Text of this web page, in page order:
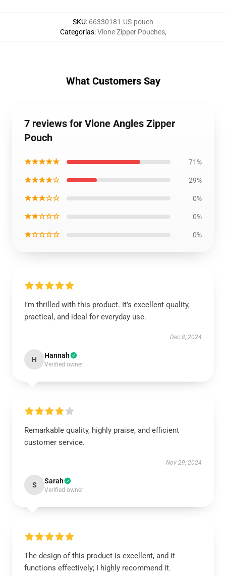
SKU: 66330181-US-pouch
Categorías:Vlone Zipper Pouches,
What Customers Say
7 reviews for Vlone Angles Zipper
Pouch
★★★★★ 71%
★★★★☆ 29%
★★★☆☆ 0%
★★☆☆☆ 0%
★☆☆☆☆ 0%
I’m thrilled with this product. It’s excellent quality,
practical, and ideal for everyday use.
Dec 8, 2024
H Hannah
Verified owner
Remarkable quality, highly praise, and efficient
customer service.
Nov 29, 2024
S Sarah
Verified owner
The design of this product is excellent, and it
functions effectively; I highly recommend it.